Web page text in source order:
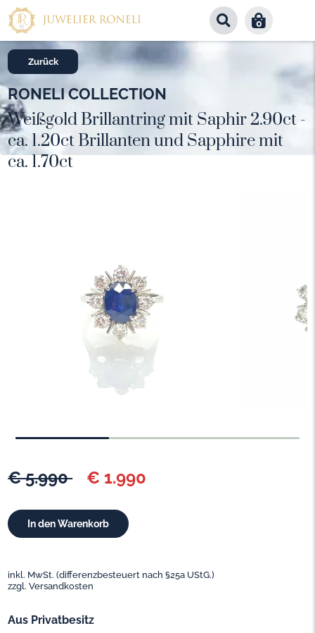
0
Zurück
€ 5.990 € 1.990
inkl. MwSt. (differenzbesteuert nach §25a UStG.)
zzgl. Versandkosten
Aus Privatbesitz
RONELI COLLECTION
Weißgold Brillantring mit Saphir 2.90ct -
ca. 1.20ct Brillanten und Sapphire mit
ca. 1.70ct